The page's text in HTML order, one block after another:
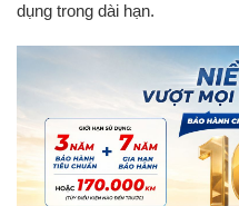
dụng trong dài hạn.